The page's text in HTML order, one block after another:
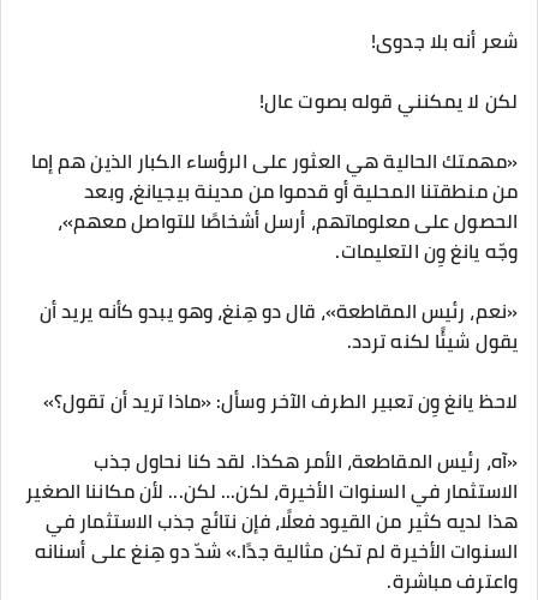
شعر أنه بلا جدوى!
لكن لا يمكنني قوله بصوت عال!
«مهمتك الحالية هي العثور على الرؤساء الكبار الذين هم إما
من منطقتنا المحلية أو قدموا من مدينة بيجيانغ، وبعد
الحصول على معلوماتهم، أرسل أشخاصًا للتواصل معهم»،
وجّه يانغ وِن التعليمات.
«نعم، رئيس المقاطعة»، قال دو هِنغ، وهو يبدو كأنه يريد أن
يقول شيئًا لكنه تردد.
لاحظ يانغ وِن تعبير الطرف الآخر وسأل: «ماذا تريد أن تقول؟»
«آه، رئيس المقاطعة، الأمر هكذا. لقد كنا نحاول جذب
الاستثمار في السنوات الأخيرة، لكن... لكن... لأن مكاننا الصغير
هذا لديه كثير من القيود فعلًا، فإن نتائج جذب الاستثمار في
السنوات الأخيرة لم تكن مثالية جدًا.» شدّ دو هِنغ على أسنانه
واعترف مباشرة.